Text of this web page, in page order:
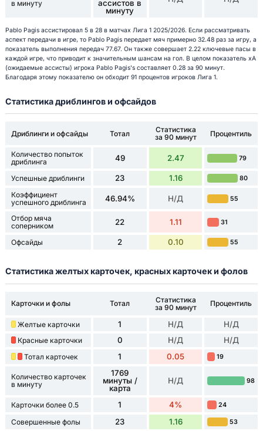
в минуту
ассистов в
минуту
Pablo Pagis ассистировал 5 в 28 в матчах Лига 1 2025/2026. Если рассматривать
аспект передачи в игре, то Pablo Pagis передает мяч примерно 32.48 раз за игру, а
показатель выполнения передач 77.67. Он также совершает 2.22 ключевые пасы в
каждой игре, что приводит к значительным шансам на гол. В целом показатель xA
(ожидаемые ассисты) игрока Pablo Pagis's составляет 0.28 за 90 минут.
Благодаря этому показателю он обходит 91 процентов игроков Лига 1.
Статистика дриблингов и офсайдов
Дриблинги и офсайды Тотал
Статистика
за 90 минут
Процентиль
Количество попыток
дриблинга
49 2.47 79
Успешные дриблинги 23 1.16 80
Коэффициент
успешного дриблинга
46.94% Н/Д 55
Отбор мяча
соперником
22 1.11 31
Офсайды 2 0.10 55
Статистика желтых карточек, красных карточек и фолов
Карточки и фолы Тотал
Статистика
за 90 минут
Процентиль
Желтые карточки 1 Н/Д Н/Д
Красные карточки 0 Н/Д Н/Д
Тотал карточек 1 0.05 19
Количество карточек
в минуту
1769
минуты /
карта
Н/Д 98
Карточки более 0.5 1 4% 24
Совершенные фолы 23 1.16 53